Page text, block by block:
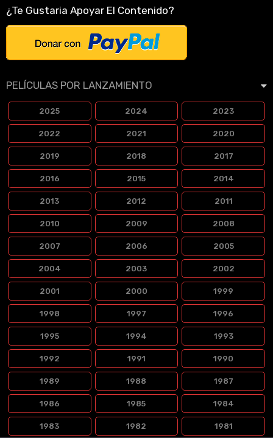
¿Te Gustaria Apoyar El Contenido?
PELÍCULAS POR LANZAMIENTO
2025 2024 2023
2022 2021 2020
2019 2018 2017
2016 2015 2014
2013 2012 2011
2010 2009 2008
2007 2006 2005
2004 2003 2002
2001 2000 1999
1998 1997 1996
1995 1994 1993
1992 1991 1990
1989 1988 1987
1986 1985 1984
1983 1982 1981